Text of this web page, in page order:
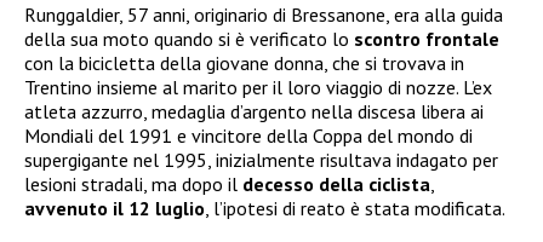
Runggaldier, 57 anni, originario di Bressanone, era alla guida
della sua moto quando si è verificato lo scontro frontale
con la bicicletta della giovane donna, che si trovava in
Trentino insieme al marito per il loro viaggio di nozze. L’ex
atleta azzurro, medaglia d’argento nella discesa libera ai
Mondiali del 1991 e vincitore della Coppa del mondo di
supergigante nel 1995, inizialmente risultava indagato per
lesioni stradali, ma dopo il decesso della ciclista
avvenuto il 12 luglio , l’ipotesi di reato è stata modificata.